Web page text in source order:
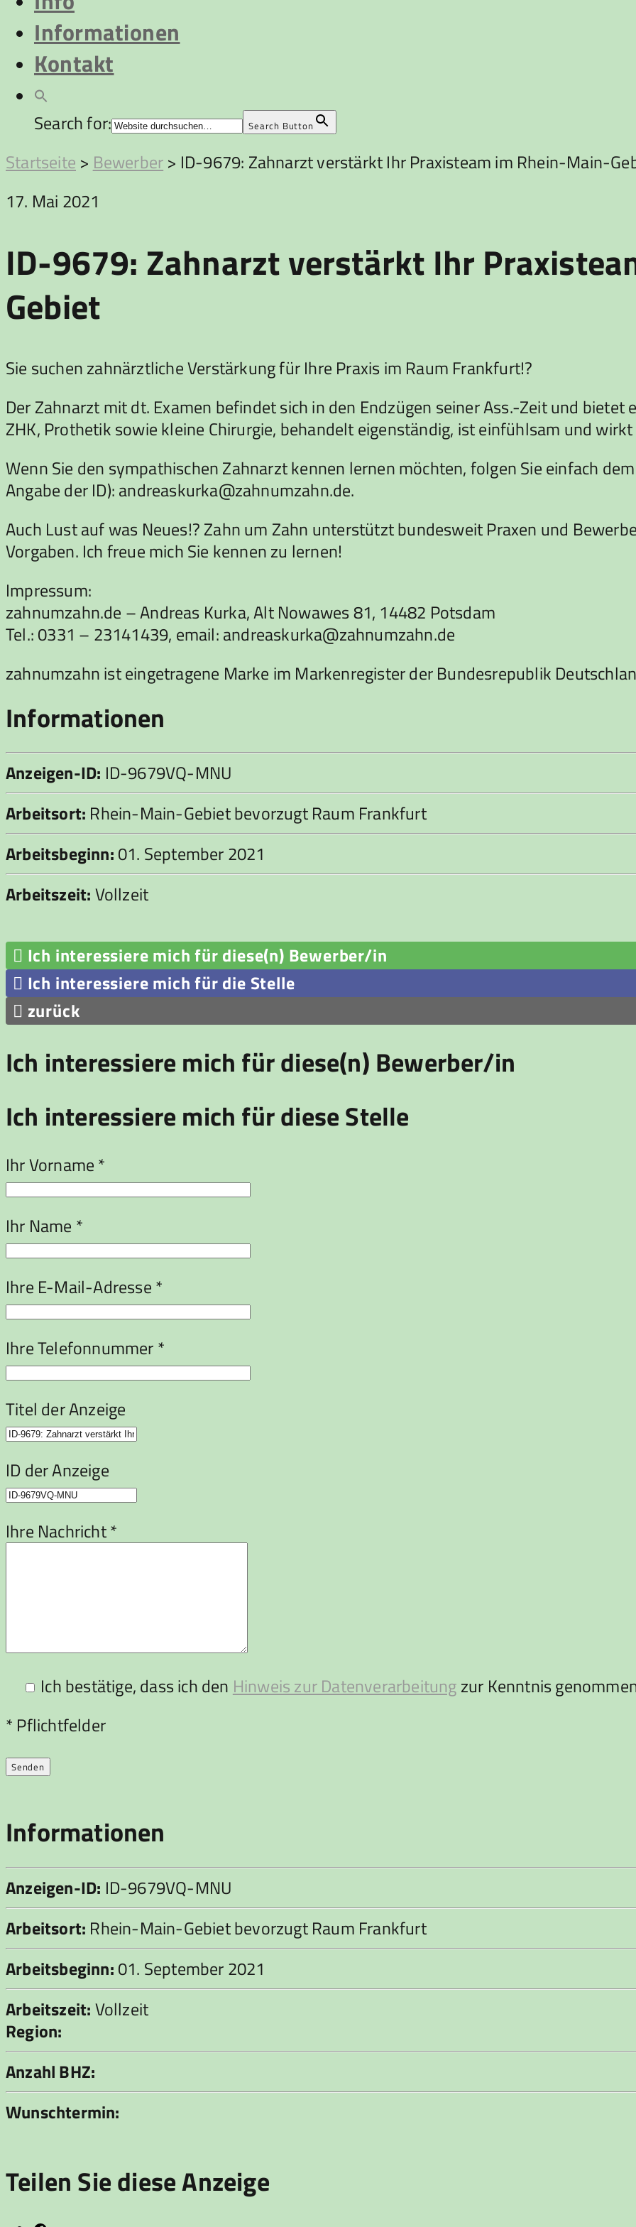
Informationen
Kontakt
Search for: Search Button
Startseite > Bewerber> ID-9679: Zahnarzt verstärkt Ihr Praxisteam im Rhein-Main-
17. Mai 2021
ID-9679: Zahnarzt verstärkt Ihr
Gebiet
Sie suchen zahnärztliche Verstärkung für Ihre Praxis im Raum Frankfurt!?
Der Zahnarzt mit dt. Examen befindet sich in den Endzügen seiner Ass.-Zeit und
ZHK, Prothetik sowie kleine Chirurgie, behandelt eigenständig, ist einfühlsam und
Wenn Sie den sympathischen Zahnarzt kennen lernen möchten, folgen Sie einfach
Angabe der ID): andreaskurka@zahnumzahn.de.
Auch Lust auf was Neues!? Zahn um Zahn unterstützt bundesweit Praxen und
Vorgaben. Ich freue mich Sie kennen zu lernen!
Impressum:
zahnumzahn.de – Andreas Kurka, Alt Nowawes 81, 14482 Potsdam
Tel.: 0331 – 23141439, email: andreaskurka@zahnumzahn.de
zahnumzahn ist eingetragene Marke im Markenregister der Bundesrepublik
Informationen
Anzeigen-ID: ID-9679VQ-MNU
Arbeitsort: Rhein-Main-Gebiet bevorzugt Raum Frankfurt
Arbeitsbeginn:01. September 2021
Arbeitszeit:Vollzeit
 Ich interessiere mich für diese(n) Bewerber/in
 Ich interessiere mich für die Stelle
 zurück
Ich interessiere mich für diese(n) Bewerber/in
Ich interessiere mich für diese Stelle
Ihr Vorname *
Ihr Name *
Ihre E-Mail-Adresse *
Ihre Telefonnummer *
Titel der Anzeige
ID der Anzeige
Ihre Nachricht *
Ich bestätige, dass ich den Hinweis zur Datenverarbeitungzur Kenntnis
Bitte lasse dieses Feld leer.
* Pflichtfelder
Informationen
Anzeigen-ID: ID-9679VQ-MNU
Arbeitsort: Rhein-Main-Gebiet bevorzugt Raum Frankfurt
Arbeitsbeginn:01. September 2021
Arbeitszeit:Vollzeit
Region:
Anzahl BHZ:
Wunschtermin:
Teilen Sie diese Anzeige